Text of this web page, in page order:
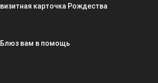
визитная карточка Рождества
Блюз вам в помощь